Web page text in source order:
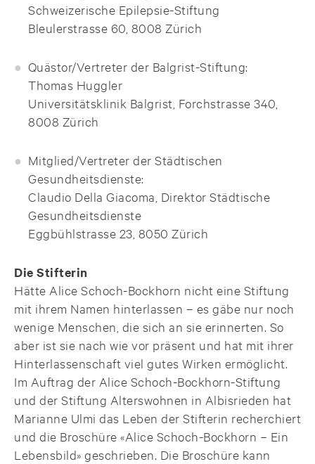
Schweizerische Epilepsie-Stiftung
Bleulerstrasse 60, 8008 Zürich
Quästor/Vertreter der Balgrist-Stiftung:
Thomas Huggler
Universitätsklinik Balgrist, Forchstrasse 340,
8008 Zürich
Mitglied/Vertreter der Städtischen
Gesundheitsdienste:
Claudio Della Giacoma, Direktor Städtische
Gesundheitsdienste
Eggbühlstrasse 23, 8050 Zürich
Die Stifterin
Hätte Alice Schoch-Bockhorn nicht eine Stiftung
mit ihrem Namen hinterlassen – es gäbe nur noch
wenige Menschen, die sich an sie erinnerten. So
aber ist sie nach wie vor präsent und hat mit ihrer
Hinterlassenschaft viel gutes Wirken ermöglicht.
Im Auftrag der Alice Schoch-Bockhorn-Stiftung
und der Stiftung Alterswohnen in Albisrieden hat
Marianne Ulmi das Leben der Stifterin recherchiert
und die Broschüre «Alice Schoch-Bockhorn − Ein
Lebensbild» geschrieben. Die Broschüre kann